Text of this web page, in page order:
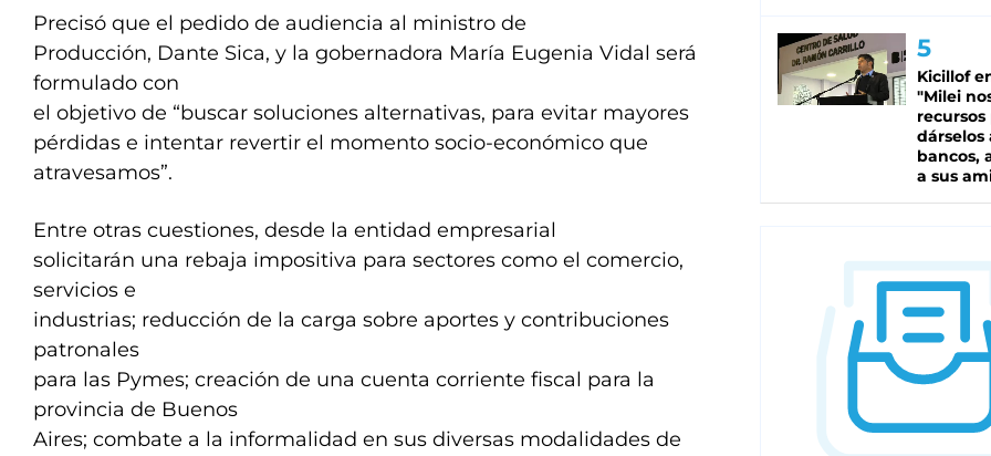
Precisó que el pedido de audiencia al ministro de
Producción, Dante Sica, y la gobernadora María Eugenia Vidal será
formulado con
el objetivo de “buscar soluciones alternativas, para evitar mayores
pérdidas e intentar revertir el momento socio-económico que
atravesamos”.
Entre otras cuestiones, desde la entidad empresarial
solicitarán una rebaja impositiva para sectores como el comercio,
servicios e
industrias; reducción de la carga sobre aportes y contribuciones
patronales
para las Pymes; creación de una cuenta corriente fiscal para la
provincia de Buenos
Aires; combate a la informalidad en sus diversas modalidades de
Kicillof
"Milei
recursos
dárselos
bancos,
a sus